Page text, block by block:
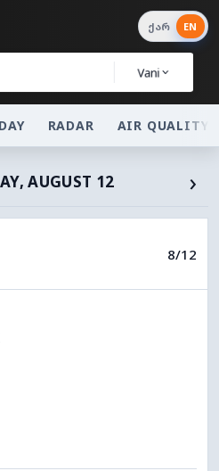
Vani
ქარ EN
RADAR AIR QUALITY
AUGUST 12 ›
8/12